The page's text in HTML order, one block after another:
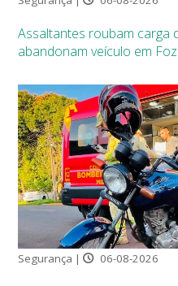
Assaltantes roubam carga
abandonam veículo em
Segurança | 06-08-2026